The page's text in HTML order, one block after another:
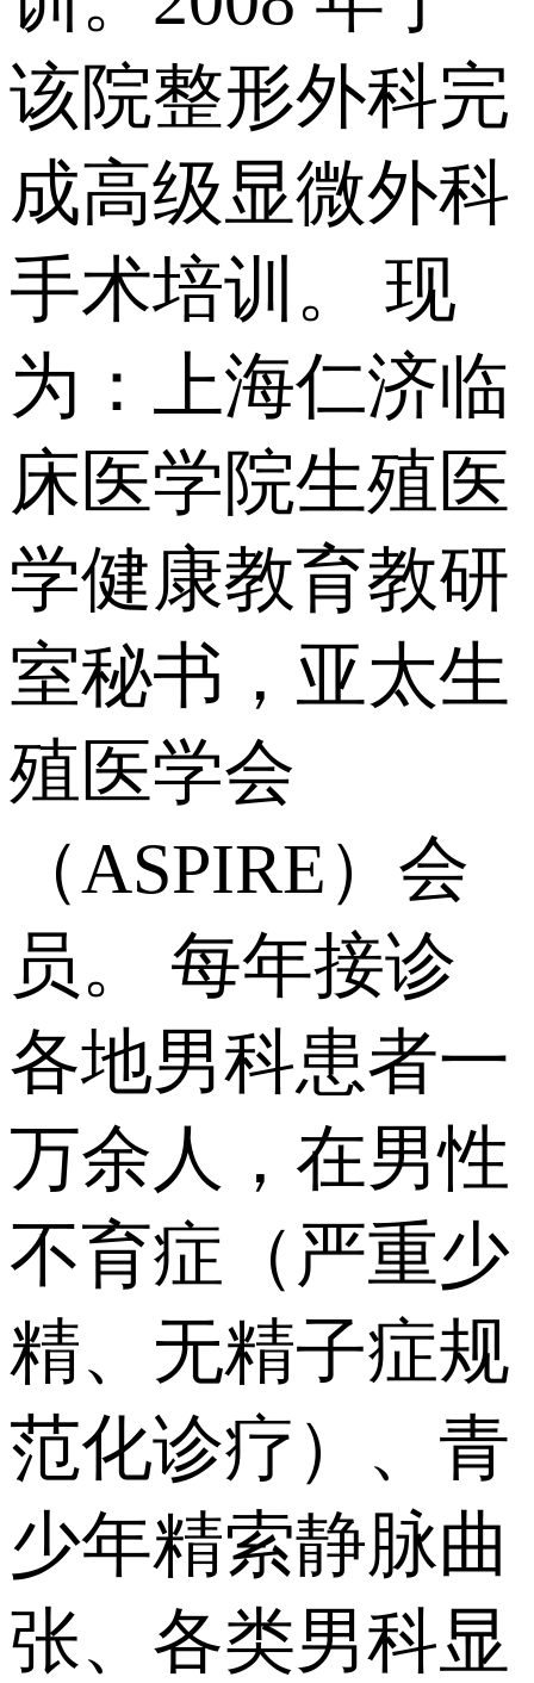
该院整形外科完
成高级显微外科
手术培训。 现
为：上海仁济临
床医学院生殖医
学健康教育教研
室秘书，亚太生
殖医学会
（ASPIRE）会
员。 每年接诊
各地男科患者一
万余人，在男性
不育症（严重少
精、无精子症规
范化诊疗）、青
少年精索静脉曲
张、各类男科显